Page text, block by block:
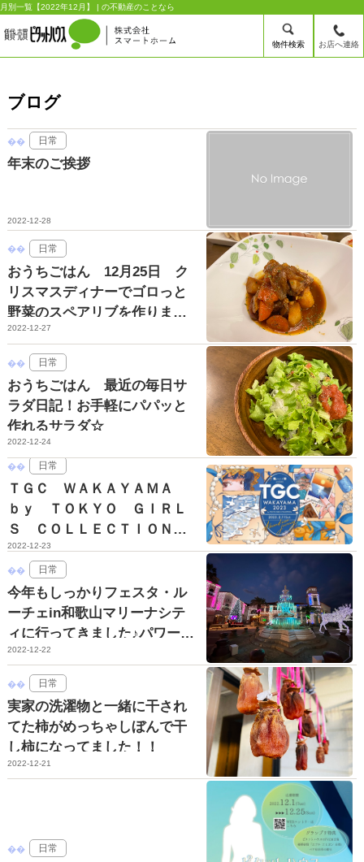
月別一覧【2022年12月】 | の不動産のことなら
物件検索 お店へ連絡
ブログ
日常
年末のご挨拶
2022-12-28
日常
おうちごはん 12月25日 ク
リスマスディナーでゴロっと
野菜のスペアリブを作りまし
たっ♪
2022-12-27
日常
おうちごはん 最近の毎日サ
ラダ日記！お手軽にパパッと
作れるサラダ☆
2022-12-24
日常
ＴＧＣ ＷＡＫＡＹＡＭＡ
ｂｙ ＴＯＫＹＯ ＧＩＲＬ
Ｓ ＣＯＬＬＥＣＴＩＯＮ
チケットプレゼントキャンペ
ーン
2022-12-23
日常
今年もしっかりフェスタ・ル
ーチェin和歌山マリーナシテ
ィに行ってきました♪パワーア
ップしてるイルミネーション
2022-12-22
日常
実家の洗濯物と一緒に干され
てた柿がめっちゃしぼんで干
し柿になってました！！
2022-12-21
日常